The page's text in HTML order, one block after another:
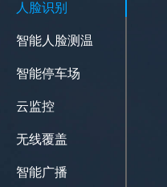
人脸识别
智能人脸测温
智能停车场
云监控
无线覆盖
智能广播